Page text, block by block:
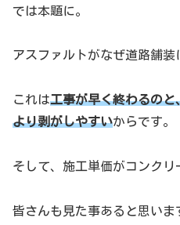
では本題に。
アスファルトがなぜ道路舗装
これは工事が早く終わるの
より剥がしやすいからです。
そして、施工単価がコンクリ
皆さんも見た事あると思い